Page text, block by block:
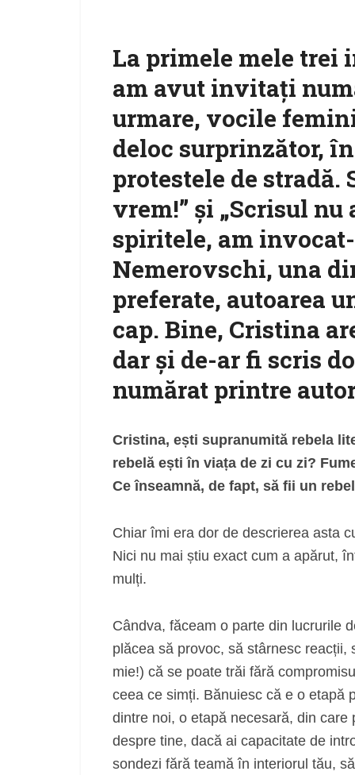
La primele mele trei
am avut invitați
urmare, vocile
deloc surprinzător,
protestele de stradă.
vrem!” și „Scrisul
spiritele, am
Nemerovschi, una
preferate, autoarea
cap. Bine, Cristina
dar și de-ar fi scris
numărat printre
Cristina, ești supranumită rebela
rebelă ești în viața de zi cu zi?
Ce înseamnă, de fapt, să fii un
Chiar îmi era dor de descrierea asta
Nici nu mai știu exact cum a apărut,
mulți.
Cândva, făceam o parte din lucrurile
plăcea să provoc, să stârnesc reacții,
mie!) că se poate trăi fără
ceea ce simți. Bănuiesc că e o etapă
dintre noi, o etapă necesară, din care
despre tine, dacă ai capacitate de
sondezi fără teamă în interiorul tău,